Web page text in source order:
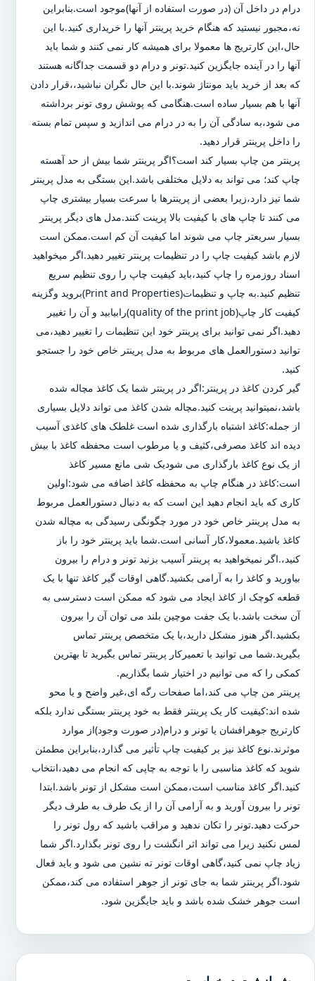
درام در داخل آن (در صورت استفاده از آنها)موجود است.بنابراین
نه،مجبور نیستید که هنگام خرید پرینتر آنها را خریداری کنید.با این
حال،این کارتریج ها معمولا برای همیشه کار نمی کنند و شما باید
آنها را در آینده جایگزین کنید.تونر و درام دو قسمت جداگانه هستند
که بعد از خرید باید مونتاژ شوند.با این حال نگران نباشید،،قرار دادن
آنها با هم بسیار ساده است.هنگامی که پوشش روی تونر برداشته
می شود،به سادگی آن را به در درام می اندازید و سپس تمام بسته
را داخل پرینتر قرار دهید.
پرینتر من چاپ بسیار کند است؟اگر پرینتر شما بیش از حد آهسته
چاپ کند؛ می تواند به دلایل مختلفی باشد.این بستگی به مدل پرینتر
شما تیز دارد،زیرا بعضی از پرینترها با سرعت بسیار بیشتری چاپ
می کنند تا چاپ های با کیفیت بالا پرینت کنند.مدل های دیگر پرینتر
بسیار سریعتر چاپ می شوند اما کیفیت آن کم است.ممکن است
لازم باشد کیفیت چاپ را در تنظیمات پرینتر تغییر دهید.اگر میخواهید
اسناد روزمره را چاپ کنید،باید کیفیت چاپ را روی تنظیم سریع
تنظیم کنید.به چاپ و تنظیمات(Print and Properties)بروید وگزینه
کیفیت کار چاپ(quality of the print job)رابیابید و آن را تغییر
دهید.اگر نمی توانید برای پرینتر خود این تنظیمات را تغییر دهید،می
توانید دستورالعمل های مربوط به مدل پرینتر خاص خود را جستجو
کنید.
گیر کردن کاغذ در پرینتر:اگر در پرینتر شما یک کاغذ مچاله شده
باشد،نمیتوانید پرینت کنید.مچاله شدن کاغذ می تواند دلایل بسیاری
از جمله:کاغذ اشتباه بارگذاری شده است غلطک های کاغذی آسیب
دیده اند کاغذ مصرفی،کثیف و یا مرطوب است محفظه کاغذ با بیش
از یک نوع کاغذ بارگذاری می شودیک شی مانع مسیر کاغذ
است:کاغذ در هنگام چاپ به محفظه کاغذ اضافه می شود:اولین
کاری که باید انجام دهید این است که به دنبال دستورالعمل مربوط
به مدل پرینتر خاص خود در مورد چگونگی رسیدگی به مچاله شدن
کاغذ باشید.معمولا،کار آسانی است.شما باید پرینتر خود را باز
کنید،.اگر نمیخواهید به پرینتر آسیب بزنید تونر و درام را بیرون
بیاورید و کاغذ را به آرامی بکشید.گاهی اوقات گیر کاغذ تنها با یک
قطعه کوچک از کاغذ ایجاد می شود که ممکن است دسترسی به
آن سخت باشد.با یک جفت موچین بلند می توان آن را بیرون
بکشید.اگر هنوز مشکل دارید،با یک متخصص پرینتر تماس
بگیرید.شما می توانید با تعمیرکار پرینتر تماس بگیرید تا بهترین
کمکی را که می توانیم در اختیار شما بگذاریم.
پرینتر من چاپ می کند،اما صفحات رگه ای،غیر واضح و یا محو
شده اند:کیفیت کار یک پرینتر فقط به خود پرینتر بستگی ندارد بلکه
کارتریج جوهرافشان یا تونر و درام(در صورت وجود)از موارد
موثرند.نوع کاغذ نیز بر کیفیت چاپ تأثیر می گذارد،بنابراین مطمئن
شوید که کاغذ مناسبی را با توجه به چاپی که انجام می دهید،انتخاب
کنید.اگر کاغذ مناسب است،ممکن است مشکل از تونر باشد.ابتدا
تونر را بیرون آورید و به آرامی آن را از یک طرف به طرف دیگر
حرکت دهید.تونر را تکان ندهید و مراقب باشید که رول تونر را
لمس نکنید زیرا می تواند اثر انگشت را روی تونر بگذارد.اگر شما
زیاد چاپ نمی کنید،گاهی اوقات تونر ته نشین می شود و باید فعال
شود.اگر پرینتر شما به جای تونر از جوهر استفاده می کند،ممکن
است جوهر خشک شده باشد و باید جایگزین شود.